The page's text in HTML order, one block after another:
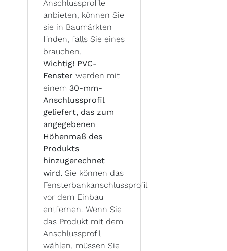
Anschlussprofile
anbieten, können Sie
sie in Baumärkten
finden, falls Sie eines
brauchen.
Wichtig! PVC-
Fenster werden mit
einem 30-mm-
Anschlussprofil
geliefert, das zum
angegebenen
Höhenmaß des
Produkts
hinzugerechnet
wird. Sie können das
Fensterbankanschlussprofil
vor dem Einbau
entfernen. Wenn Sie
das Produkt mit dem
Anschlussprofil
wählen, müssen Sie